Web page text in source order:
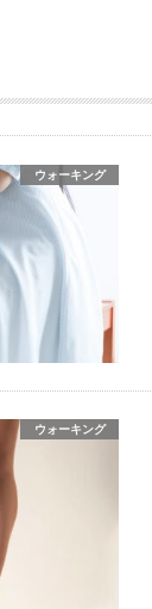
ウォーキング
ウォーキング